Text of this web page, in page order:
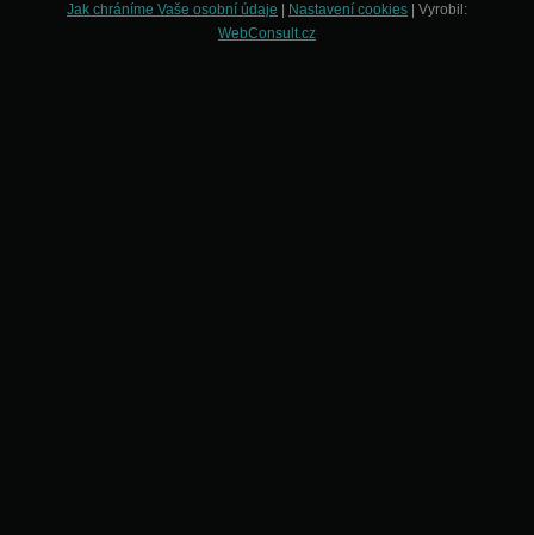
Jak chráníme Vaše osobní údaje
Nastavení cookies | Vyrobil:
WebConsult.cz